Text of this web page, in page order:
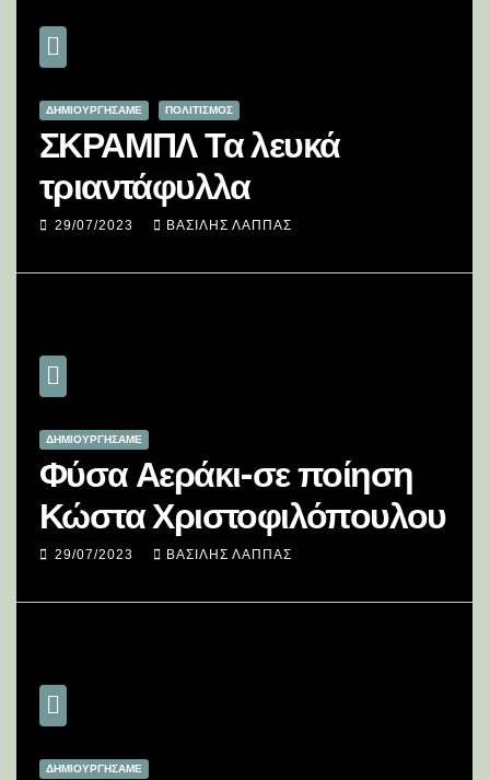
ΔΗΜΙΟΥΡΓΉΣΑΜΕ ΠΟΛΙΤΙΣΜΟΣ
ΣΚΡΑΜΠΛ Τα λευκά
τριαντάφυλλα
29/07/2023 ΒΑΣΊΛΗΣ ΛΆΠΠΑΣ
ΔΗΜΙΟΥΡΓΉΣΑΜΕ
Φύσα Αεράκι-σε ποίηση
Κώστα Χριστοφιλόπουλου
29/07/2023 ΒΑΣΊΛΗΣ ΛΆΠΠΑΣ
ΔΗΜΙΟΥΡΓΉΣΑΜΕ